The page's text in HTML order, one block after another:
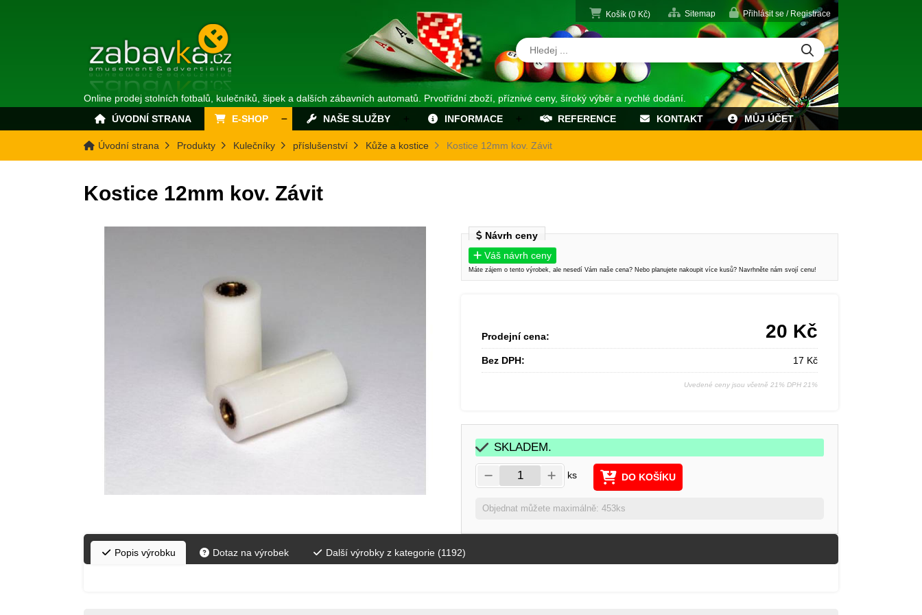
Košík (0 Kč) Sitemap Přihlásit se / Registrace
Online prodej stolních fotbalů, kulečníků, šipek a dalších zábavních automatů. Prvotřídní zboží, příznivé ceny, šíroký výběr a rychlé dodání.
ÚVODNÍ STRANA
E-SHOP NAŠE SLUŽBY INFORMACE REFERENCE KONTAKT MŮJ ÚČET
Úvodní strana Produkty Kulečníky příslušenství Kůže a kostice Kostice 12mm kov. Závit
Kostice 12mm kov. Závit
Návrh ceny
Váš návrh ceny
Máte zájem o tento výrobek, ale nesedí Vám naše cena? Nebo planujete nakoupit více kusů? Navrhněte nám svojí cenu!
Prodejní cena: 20 Kč
Bez DPH: 17 Kč
Uvedené ceny jsou včetně 21% DPH 21%
SKLADEM.
ks DO KOŠÍKU
Objednat můžete maximálně: 453ks
Popis výrobku Dotaz na výrobek Další výrobky z kategorie (1192)